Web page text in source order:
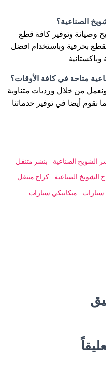
الصناعية؟
وصيانة وتوفير كافة قطع
بحرفية وباستخدام افضل
متاحة في كافة الأوقات؟
من خلال ورديات متناوبة
نقوم أيضا في توفير خدماتنا
الشويخ الصناعية
بنشر متنقل
الشويخ الصناعية
كراج متنقل
سيارات ميكانيكي سيارات